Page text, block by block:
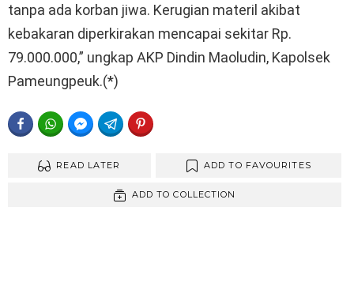
tanpa ada korban jiwa. Kerugian materil akibat
kebakaran diperkirakan mencapai sekitar Rp.
79.000.000,” ungkap AKP Dindin Maoludin, Kapolsek
Pameungpeuk.(*)
FACEBOOKWHATSAPPFACEBOOK MESSENGER
TELEGRAM
READ LATER ADD TO FAVOURITES
ADD TO COLLECTION